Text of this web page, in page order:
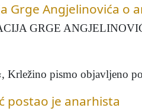
Grge Angjelinovića o
GRGE
Krležino pismo objavljeno
postao je anarhista